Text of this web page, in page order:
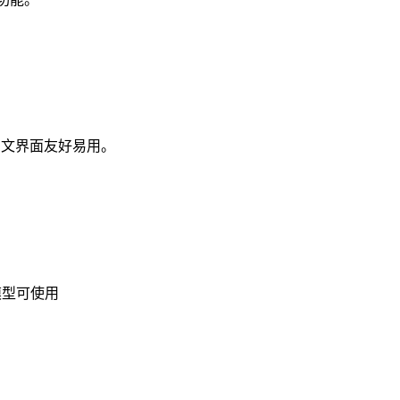
界面友好易用。
可使用